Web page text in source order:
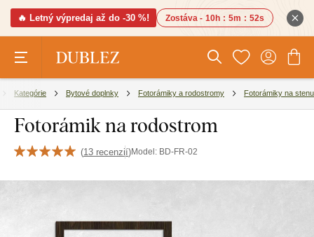
🔥 Letný výpredaj až do -30 %! Zostáva - 10h : 5m : 51s
Kategórie Bytové doplnky Fotorámiky a rodostromy Fotorámiky na stenu
Fotorámik na rodostrom
(13 recenzií)Model: BD-FR-02